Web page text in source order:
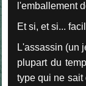
l'emballement
Et si, et si...
L'assassin (un
plupart du
type qui ne